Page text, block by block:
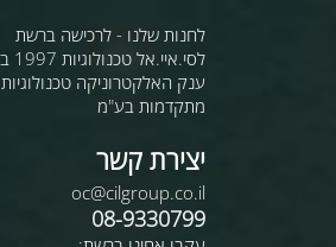
לחנות שלנו - לרכישה ברשת
לסי.איי.אל טכנולוגיות 1997 בע"מ
ענק האלקטרוניקה טכנולוגיות
מתקדמות בע"מ
יצירת קשר
oc@cilgroup.co.il
08-9330799